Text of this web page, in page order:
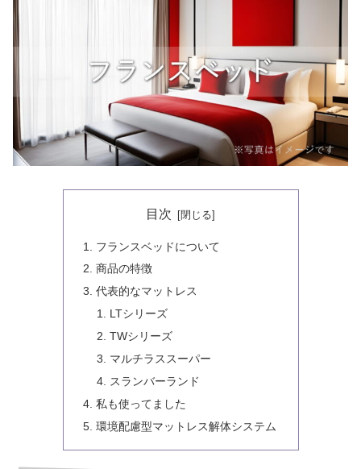
目次
フランスベッドについて
商品の特徴
代表的なマットレス
LTシリーズ
TWシリーズ
マルチラススーパー
スランバーランド
私も使ってました
環境配慮型マットレス解体システム